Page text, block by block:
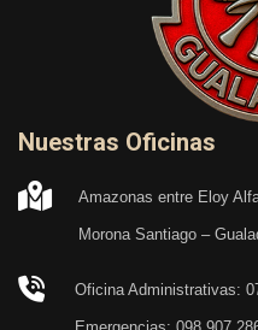
Nuestras Oficinas
Amazonas entre Eloy
Morona Santiago –
Oficina Administrativas: